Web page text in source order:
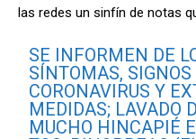
las redes un sinfín de notas
SE INFORMEN DE
SÍNTOMAS,
CORONAVIRUS Y
MEDIDAS; LAVADO
MUCHO HINCAPIÉ